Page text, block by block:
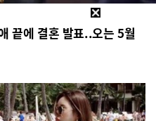
끝에 결혼 발표..오는 5월